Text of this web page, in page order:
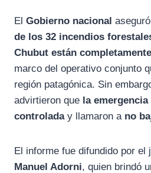
c
e
b
k
l
e
g
a
m
a
t
s
p
El Gobierno nacional
de los 32 incendios
Chubut están
marco del operativo conjunto
región patagónica. Sin
advirtieron que la
controladay llamaron a no
El informe fue difundido por el
Manuel Adorni, quien brindó